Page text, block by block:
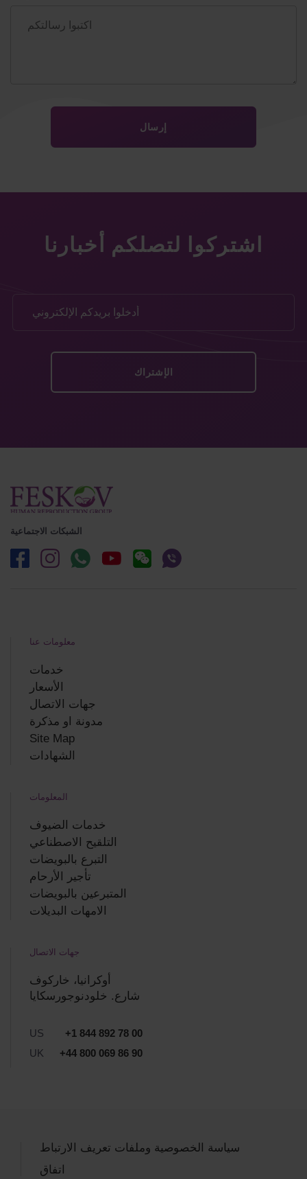
اشتركوا لتصلكم أخبارنا
الشبكات الاجتماعية
معلومات عنا
خدمات
الأسعار
جهات الاتصال
مدونة او مذكرة
Site Map
الشهادات
المعلومات
خدمات الضيوف
التلقيح الاصطناعي
التبرع بالبويضات
تأجير الأرحام
المتبرعين بالبويضات
الامهات البديلات
جهات الاتصال
أوكرانيا، خاركوف
شارع. خلودنوجورسكايا
US
+1 844 892 78 00
UK
+44 800 069 86 90
سياسة الخصوصية وملفات تعريف الارتباط
اتفاق